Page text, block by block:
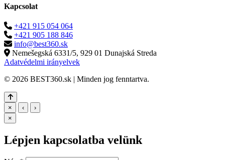
Kapcsolat
+421 915 054 064
+421 905 188 846
info@best360.sk
Nemešegská 6331/5, 929 01 Dunajská Streda
Adatvédelmi irányelvek
© 2026 BEST360.sk | Minden jog fenntartva.
× ‹
›
×
Lépjen kapcsolatba velünk